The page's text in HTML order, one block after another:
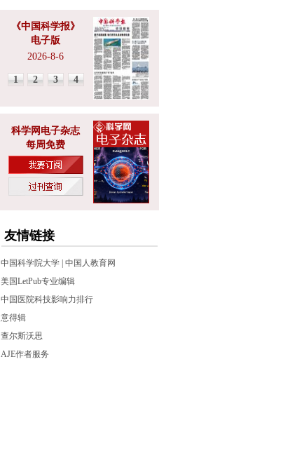
《中国科学报》
电子版
2026-8-6
1 2 3 4
科学网电子杂志
每周免费
友情链接
中国科学院大学 中国人教育网
美国LetPub专业编辑
中国医院科技影响力排行
意得辑
查尔斯沃思
AJE作者服务